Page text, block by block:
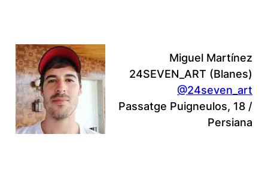
Miguel Martínez
24SEVEN_ART (Blanes)
@24seven_art
Passatge Puigneulos, 18 /
Persiana